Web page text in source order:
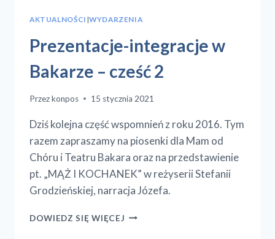
AKTUALNOŚCI |WYDARZENIA
Prezentacje-integracje w
Bakarze – cześć 2
Przezkonpos 15 stycznia 2021
Dziś kolejna część wspomnień z roku 2016. Tym
razem zapraszamy na piosenki dla Mam od
Chóru i Teatru Bakara oraz na przedstawienie
pt. „MĄŻ I KOCHANEK” w reżyserii Stefanii
Grodzieńskiej, narracja Józefa.
DOWIEDZ SIĘ WIĘCEJ PREZENTACJE-